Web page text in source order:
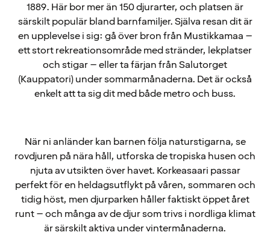
1889. Här bor mer än 150 djurarter, och platsen är
särskilt populär bland barnfamiljer. Själva resan dit är
en upplevelse i sig: gå över bron från Mustikkamaa –
ett stort rekreationsområde med stränder, lekplatser
och stigar – eller ta färjan från Salutorget
(Kauppatori) under sommarmånaderna. Det är också
enkelt att ta sig dit med både metro och buss.
När ni anländer kan barnen följa naturstigarna, se
rovdjuren på nära håll, utforska de tropiska husen och
njuta av utsikten över havet. Korkeasaari passar
perfekt för en heldagsutflykt på våren, sommaren och
tidig höst, men djurparken håller faktiskt öppet året
runt – och många av de djur som trivs i nordliga klimat
är särskilt aktiva under vintermånaderna.